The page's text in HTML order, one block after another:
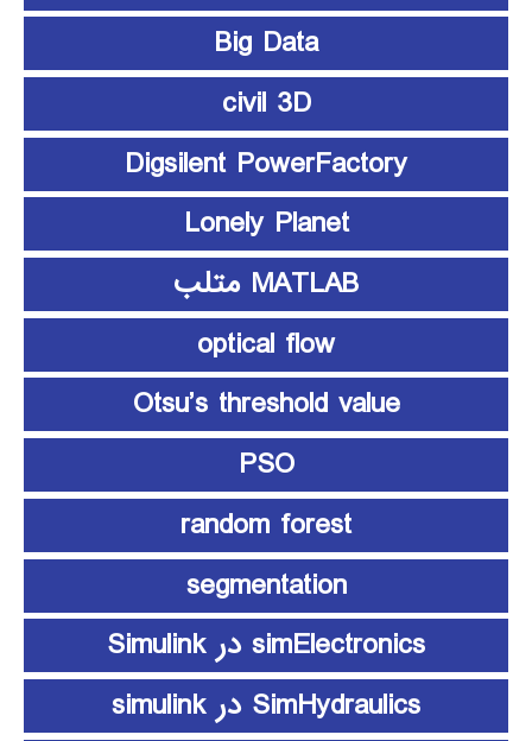
Big Data
civil 3D
Digsilent PowerFactory
Lonely Planet
MATLAB متلب
optical flow
Otsu’s threshold value
PSO
random forest
segmentation
simElectronics در Simulink
SimHydraulics در simulink